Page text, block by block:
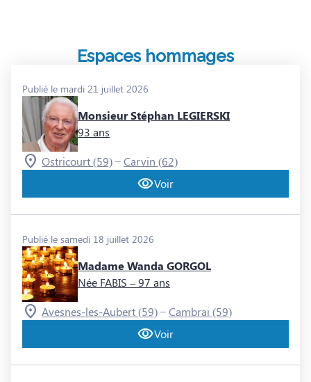
Espaces hommages
Publié le mardi 21 juillet 2026
Monsieur Stéphan LEGIERSKI
93 ans
Ostricourt (59)–Carvin (62)
Voir
Publié le samedi 18 juillet 2026
Madame Wanda GORGOL
Née FABIS – 97 ans
Avesnes-les-Aubert (59)–Cambrai (59)
Voir